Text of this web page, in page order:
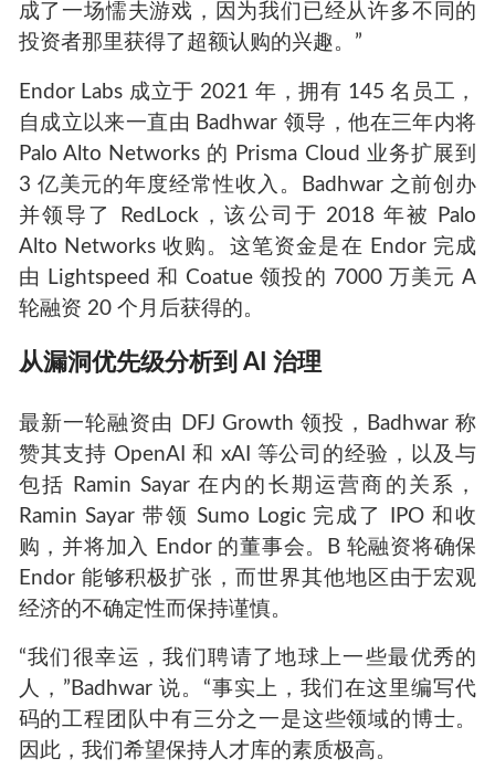
成了一场懦夫游戏，因为我们已经从许多不同的
投资者那里获得了超额认购的兴趣。”
Endor Labs 成立于 2021 年，拥有 145 名员工，
自成立以来一直由 Badhwar 领导，他在三年内将
Palo Alto Networks 的 Prisma Cloud 业务扩展到
3 亿美元的年度经常性收入。Badhwar 之前创办
并领导了 RedLock，该公司于 2018 年被 Palo
Alto Networks 收购。这笔资金是在 Endor 完成
由 Lightspeed 和 Coatue 领投的 7000 万美元 A
轮融资 20 个月后获得的。
从漏洞优先级分析到 AI 治理
最新一轮融资由 DFJ Growth 领投，Badhwar 称
赞其支持 OpenAI 和 xAI 等公司的经验，以及与
包括 Ramin Sayar 在内的长期运营商的关系，
Ramin Sayar 带领 Sumo Logic 完成了 IPO 和收
购，并将加入 Endor 的董事会。B 轮融资将确保
Endor 能够积极扩张，而世界其他地区由于宏观
经济的不确定性而保持谨慎。
“我们很幸运，我们聘请了地球上一些最优秀的
人，”Badhwar 说。“事实上，我们在这里编写代
码的工程团队中有三分之一是这些领域的博士。
因此，我们希望保持人才库的素质极高。